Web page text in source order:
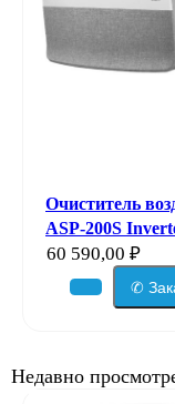
Очиститель
ASP-200S
60 590,00 ₽
✆
Недавно